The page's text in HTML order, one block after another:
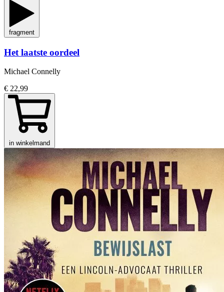
fragment
Het laatste oordeel
Michael Connelly
€ 22,99
in winkelmand